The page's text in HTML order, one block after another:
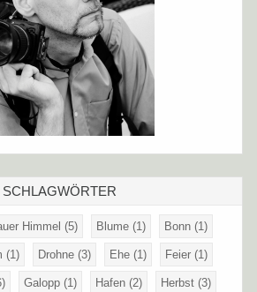
SCHLAGWÖRTER
Himmel (5) Blume (1) Bonn (1)
(1) Drohne (3) Ehe (1) Feier (1)
Galopp (1) Hafen (2) Herbst (3)